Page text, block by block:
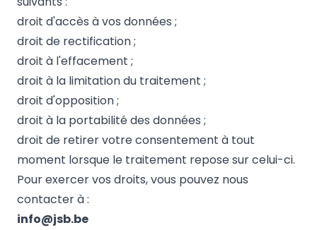
droit d'accès à vos données ;
droit de rectification ;
droit à l'effacement ;
droit à la limitation du traitement ;
droit d'opposition ;
droit à la portabilité des données ;
droit de retirer votre consentement à tout
moment lorsque le traitement repose sur celui-ci.
Pour exercer vos droits, vous pouvez nous
contacter à :
info@jsb.be